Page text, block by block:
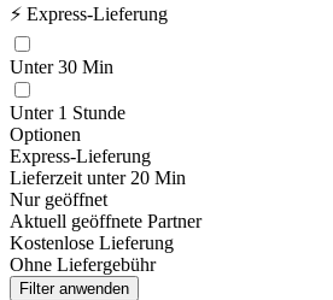
⚡ Express-Lieferung
Unter 30 Min
Unter 1 Stunde
Optionen
Express-Lieferung
Lieferzeit unter 20 Min
Nur geöffnet
Aktuell geöffnete Partner
Kostenlose Lieferung
Ohne Liefergebühr
Filter anwenden